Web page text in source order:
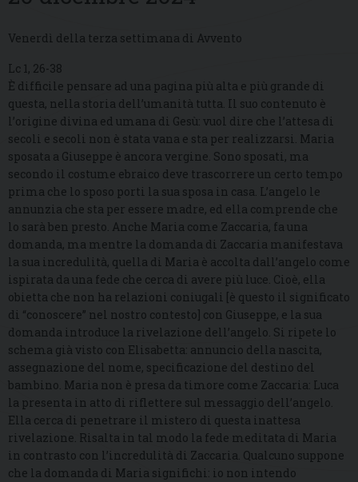
Venerdì della terza settimana di Avvento
Lc 1, 26-38
È difficile pensare ad una pagina più alta e più grande di
questa, nella storia dell’umanità tutta. Il suo contenuto è
l’origine divina ed umana di Gesù: vuol dire che l’attesa di
secoli e secoli non è stata vana e sta per realizzarsi. Maria
sposata a Giuseppe è ancora vergine. Sono sposati, ma
secondo il costume ebraico deve trascorrere un certo tempo
prima che lo sposo porti la sua sposa in casa. L’angelo le
annunzia che sta per essere madre, ed ella comprende che
lo sarà ben presto. Anche Maria come Zaccaria, fa una
domanda, ma mentre la domanda di Zaccaria manifestava
la sua incredulità, quella di Maria è accolta dall’angelo come
ispirata da una fede che cerca di avere più luce. Cioè, ella
obietta che non ha relazioni coniugali [è questo il significato
di “conoscere” nel nostro contesto] con Giuseppe, e la sua
domanda introduce la rivelazione dell’angelo. Si ripete lo
schema già visto con Elisabetta: annuncio della nascita,
assegnazione del nome, specificazione del destino del
bambino. Maria non è presa da timore come Zaccaria: Luca
la presenta in atto di riflettere sul messaggio dell’angelo.
Ella cerca di penetrare il mistero di questa inattesa
rivelazione. Risalta in tal modo la fede meditata di Maria
in contrasto con l’incredulità di Zaccaria. Qualcuno suppone
che la domanda di Maria significhi: io non intendo